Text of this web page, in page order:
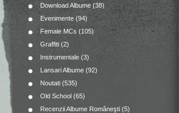
Download Albume (38)
Evenimente (94)
Female MCs (105)
Graffiti (2)
Instrumentale (3)
Lansari Albume (92)
Noutati (535)
Old School (65)
Recenzii Albume Româneşti (5)